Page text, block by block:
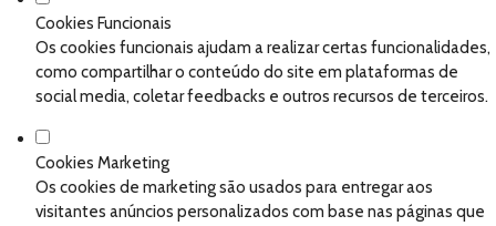
Cookies Funcionais
Os cookies funcionais ajudam a realizar certas funcionalidades,
como compartilhar o conteúdo do site em plataformas de
social media, coletar feedbacks e outros recursos de terceiros.
Cookies Marketing
Os cookies de marketing são usados para entregar aos
visitantes anúncios personalizados com base nas páginas que